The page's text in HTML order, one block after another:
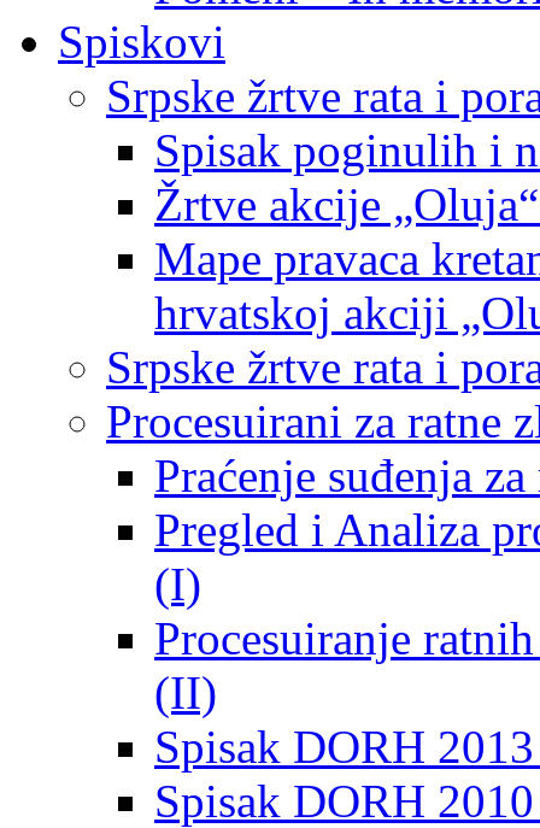
Spiskovi
Srpske žrtve rata i
Spisak poginulih i
Žrtve akcije
Mape pravaca
hrvatskoj akciji
Srpske žrtve rata i
Procesuirani za ratne
Praćenje suđenja
Pregled i Analiza
(I)
Procesuiranje
(II)
Spisak DORH
Spisak DORH